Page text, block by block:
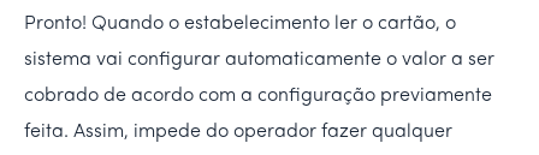
Pronto! Quando o estabelecimento ler o cartão, o
sistema vai configurar automaticamente o valor a ser
cobrado de acordo com a configuração previamente
feita. Assim, impede do operador fazer qualquer